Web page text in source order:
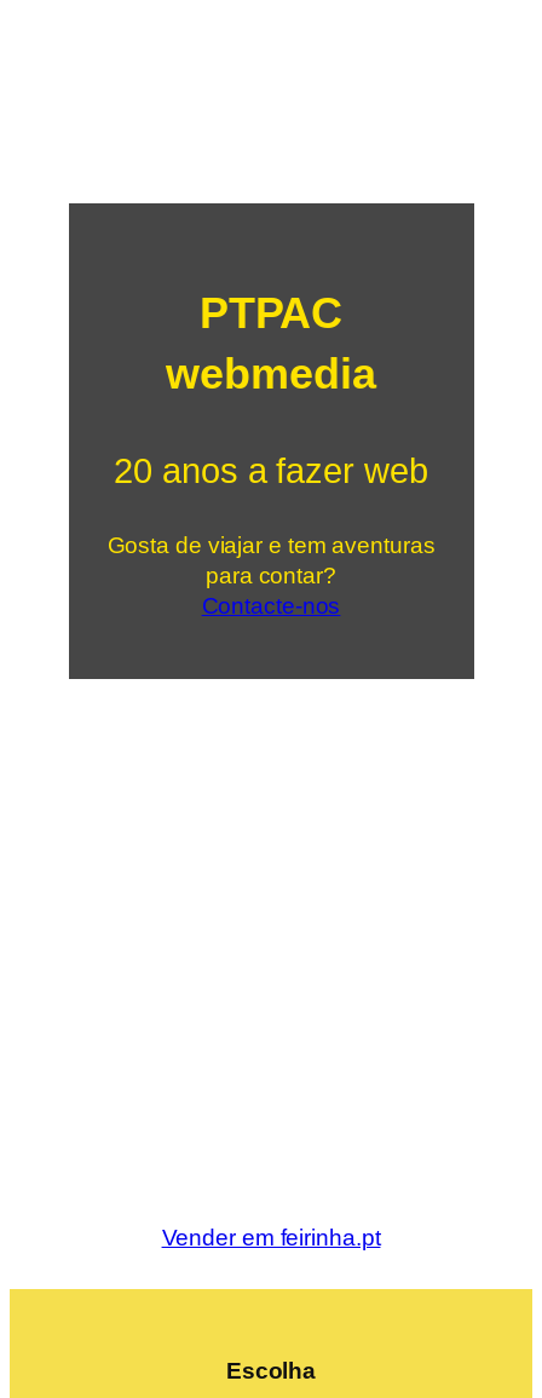
PTPAC
webmedia
20 anos a fazer web
Gosta de viajar e tem aventuras
para contar?
Contacte-nos
Vender em feirinha.pt
Escolha